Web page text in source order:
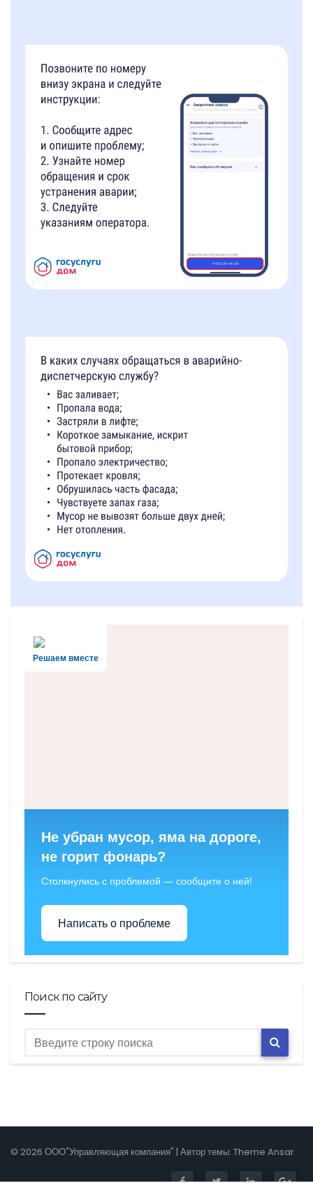
Решаем вместе
Не убран мусор, яма на дороге,
не горит фонарь?
Столкнулись с проблемой — сообщите о ней!
Написать о проблеме
Поиск по сайту
© 2026 ООО"Управляющая компания" | Автор темы: Theme Ansar